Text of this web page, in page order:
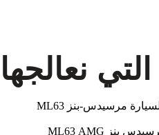
استبدال غلاف مفصل CV لسيارة مرسيدس-بنز ML63